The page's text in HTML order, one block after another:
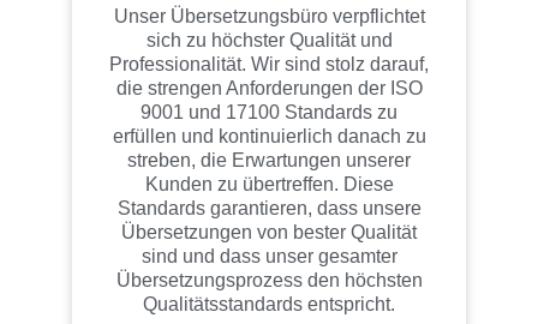
Unser Übersetzungsbüro verpflichtet
sich zu höchster Qualität und
Professionalität. Wir sind stolz darauf,
die strengen Anforderungen der ISO
9001 und 17100 Standards zu
erfüllen und kontinuierlich danach zu
streben, die Erwartungen unserer
Kunden zu übertreffen. Diese
Standards garantieren, dass unsere
Übersetzungen von bester Qualität
sind und dass unser gesamter
Übersetzungsprozess den höchsten
Qualitätsstandards entspricht.